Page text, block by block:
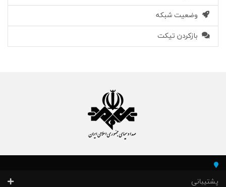
وضعیت شبکه
بازکردن تیکت
پشتیبانی